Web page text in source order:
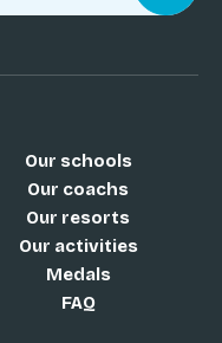
Our schools
Our coachs
Our resorts
Our activities
Medals
FAQ